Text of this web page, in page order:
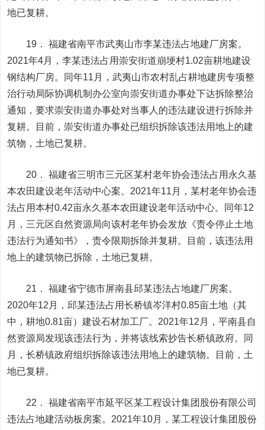
地已复耕。
19． 福建省南平市武夷山市李某违法占地建厂房案。
2021年4月，李某违法占用崇安街道崩埂村1.02亩耕地建设
钢结构厂房。同年11月，武夷山市农村乱占耕地建房专项整
治行动局际协调机制办公室向崇安街道办事处下达拆除整治
通知，要求崇安街道办事处对当事人的违法建设进行拆除并
复耕。目前，崇安街道办事处已组织拆除该违法用地上的建
筑物，土地已复耕。
20． 福建省三明市三元区某村老年协会违法占用永久基
本农田建设老年活动中心案。2021年11月，某村老年协会违
法占用本村0.42亩永久基本农田建设老年活动中心。同年12
月，三元区自然资源局向该村老年协会发放《责令停止土地
违法行为通知书》，责令限期拆除并复耕。目前，该违法用
地上的建筑物已拆除，土地已复耕。
21． 福建省宁德市屏南县邱某违法占地建厂房案。
2020年12月，邱某违法占用长桥镇岑洋村0.85亩土地（其
中，耕地0.81亩）建设石材加工厂。2021年12月，平南县自
然资源局发现该违法行为，并将该线索抄告长桥镇政府。同
月，长桥镇政府组织拆除该违法用地上的建筑物。目前，土
地已复耕。
22． 福建省南平市延平区某工程设计集团股份有限公司
违法占地建活动板房案。2021年10月，某工程设计集团股份